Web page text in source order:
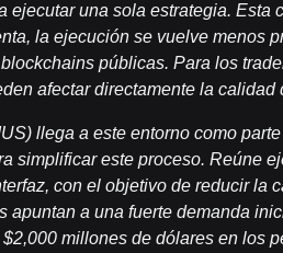
ejecutar una sola estrategia.
la ejecución se vuelve menos
públicas. Para los
afectar directamente la
llega a este entorno como
simplificar este proceso. Reúne
con el objetivo de reducir la
apuntan a una fuerte demanda
millones de dólares en los